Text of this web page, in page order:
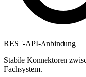
REST-API-Anbindung
Stabile Konnektoren
Fachsystem.